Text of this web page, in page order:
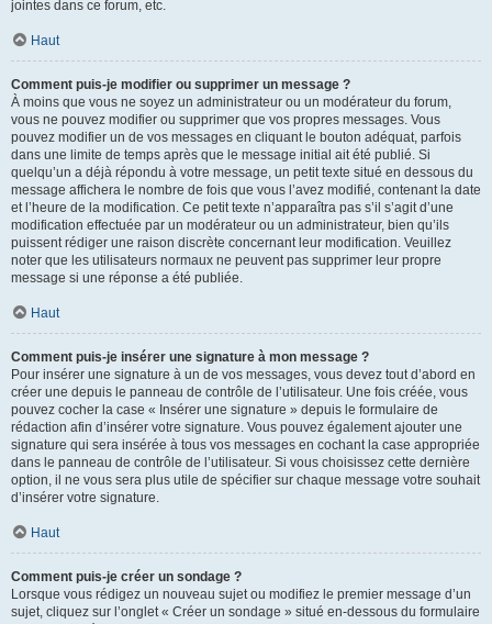
jointes dans ce forum, etc.
Haut
Comment puis-je modifier ou supprimer un message ?
À moins que vous ne soyez un administrateur ou un modérateur du forum,
vous ne pouvez modifier ou supprimer que vos propres messages. Vous
pouvez modifier un de vos messages en cliquant le bouton adéquat, parfois
dans une limite de temps après que le message initial ait été publié. Si
quelqu’un a déjà répondu à votre message, un petit texte situé en dessous du
message affichera le nombre de fois que vous l’avez modifié, contenant la date
et l’heure de la modification. Ce petit texte n’apparaîtra pas s’il s’agit d’une
modification effectuée par un modérateur ou un administrateur, bien qu’ils
puissent rédiger une raison discrète concernant leur modification. Veuillez
noter que les utilisateurs normaux ne peuvent pas supprimer leur propre
message si une réponse a été publiée.
Haut
Comment puis-je insérer une signature à mon message ?
Pour insérer une signature à un de vos messages, vous devez tout d’abord en
créer une depuis le panneau de contrôle de l’utilisateur. Une fois créée, vous
pouvez cocher la case « Insérer une signature » depuis le formulaire de
rédaction afin d’insérer votre signature. Vous pouvez également ajouter une
signature qui sera insérée à tous vos messages en cochant la case appropriée
dans le panneau de contrôle de l’utilisateur. Si vous choisissez cette dernière
option, il ne vous sera plus utile de spécifier sur chaque message votre souhait
d’insérer votre signature.
Haut
Comment puis-je créer un sondage ?
Lorsque vous rédigez un nouveau sujet ou modifiez le premier message d’un
sujet, cliquez sur l’onglet « Créer un sondage » situé en-dessous du formulaire